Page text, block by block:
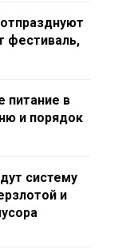
фестиваль,
питание в
и порядок
систему
и